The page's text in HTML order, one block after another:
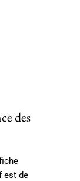
des
est de